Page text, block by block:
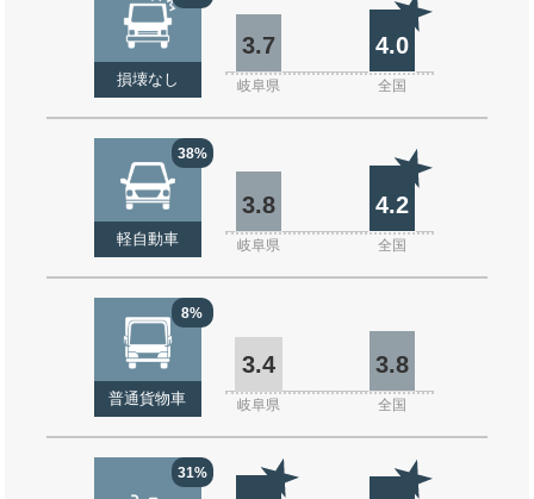
損壊なし
3.7 4.0
岐阜県 全国
38%
軽自動車
3.8 4.2
岐阜県 全国
8%
普通貨物車
3.4 3.8
岐阜県 全国
31%